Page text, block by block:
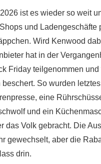
ist es wieder so weit
und Ladengeschäfte
Wird Kenwood
hat in der
Friday teilgenommen
So wurden
eine
und ein
das Volk gebracht. Die
gewechselt, aber die
drin.